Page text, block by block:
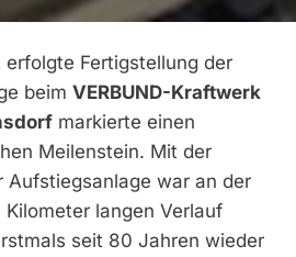
Fertigstellung der
beim VERBUND-Kraftwerk
markierte einen
Meilenstein. Mit der
Aufstiegsanlage war an der
Kilometer langen Verlauf
seit 80 Jahren wieder